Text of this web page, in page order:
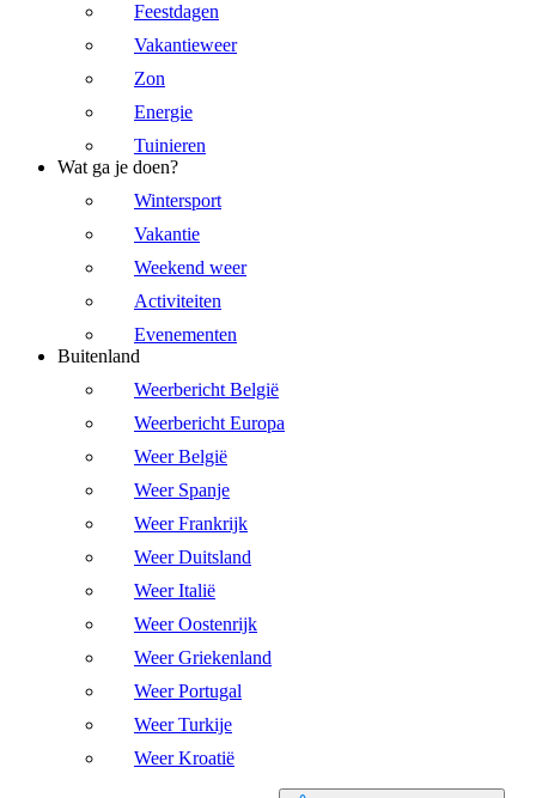
Feestdagen
Vakantieweer
Zon
Energie
Tuinieren
Wat ga je doen?
Wintersport
Vakantie
Weekend weer
Activiteiten
Evenementen
Buitenland
Weerbericht België
Weerbericht Europa
Weer België
Weer Spanje
Weer Frankrijk
Weer Duitsland
Weer Italië
Weer Oostenrijk
Weer Griekenland
Weer Portugal
Weer Turkije
Weer Kroatië